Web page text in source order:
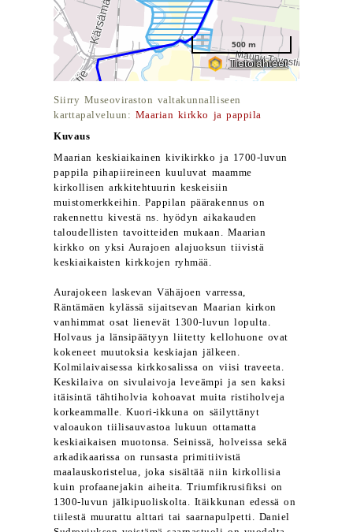
Siirry Museoviraston valtakunnalliseen
karttapalveluun: Maarian kirkko ja pappila
Kuvaus
Maarian keskiaikainen kivikirkko ja 1700-luvun
pappila pihapiireineen kuuluvat maamme
kirkollisen arkkitehtuurin keskeisiin
muistomerkkeihin. Pappilan päärakennus on
rakennettu kivestä ns. hyödyn aikakauden
taloudellisten tavoitteiden mukaan. Maarian
kirkko on yksi Aurajoen alajuoksun tiivistä
keskiaikaisten kirkkojen ryhmää.
Aurajokeen laskevan Vähäjoen varressa,
Räntämäen kylässä sijaitsevan Maarian kirkon
vanhimmat osat lienevät 1300-luvun lopulta.
Holvaus ja länsipäätyyn liitetty kellohuone ovat
kokeneet muutoksia keskiajan jälkeen.
Kolmilaivaisessa kirkkosalissa on viisi traveeta.
Keskilaiva on sivulaivoja leveämpi ja sen kaksi
itäisintä tähtiholvia kohoavat muita ristiholveja
korkeammalle. Kuori-ikkuna on säilyttänyt
valoaukon tiilisauvastoa lukuun ottamatta
keskiaikaisen muotonsa. Seinissä, holveissa sekä
arkadikaarissa on runsasta primitiivistä
maalauskoristelua, joka sisältää niin kirkollisia
kuin profaanejakin aiheita. Triumfikrusifiksi on
1300-luvun jälkipuoliskolta. Itäikkunan edessä on
tiilestä muurattu alttari tai saarnapulpetti. Daniel